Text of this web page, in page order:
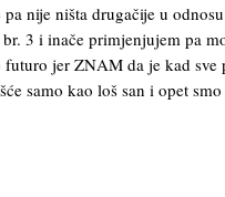
nije ništa drugačije u
3 i inače primjenjujem pa
jer ZNAM da je kad sve
samo kao loš san i opet